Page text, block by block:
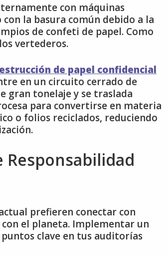
con máquinas
la basura común debido a la
de confeti de papel. Como
vertederos.
de papel confidencial
en un circuito cerrado de
gran tonelaje y se traslada
para convertirse en materia
o folios reciclados, reduciendo
Responsabilidad
prefieren conectar con
el planeta. Implementar un
clave en tus auditorías